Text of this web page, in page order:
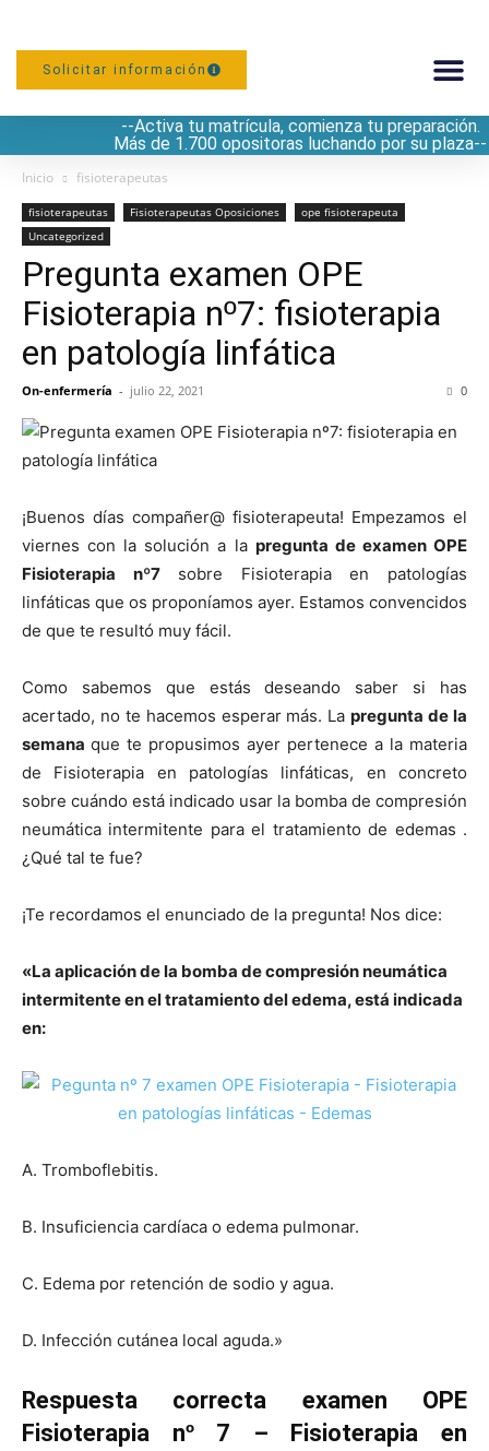
Solicitar información
--Activa tu matrícula, comienza tu preparación.
Más de 1.700 opositoras luchando por su plaza--
Inicio fisioterapeutas
fisioterapeutas Fisioterapeutas Oposiciones
ope fisioterapeuta
Uncategorized
Pregunta examen OPE
Fisioterapia nº7: fisioterapia
en patología linfática
On-enfermería - julio 22, 2021 0
¡Buenos días compañer@ fisioterapeuta! Empezamos el
viernes con la solución a la pregunta de examen OPE
Fisioterapia nº7sobre Fisioterapia en patologías
linfáticas que os proponíamos ayer. Estamos convencidos
de que te resultó muy fácil.
Como sabemos que estás deseando saber si has
acertado, no te hacemos esperar más. Lapregunta de la
semana que te propusimos ayer pertenece a la materia
de Fisioterapia en patologías linfáticas, en concreto
sobre cuándo está indicado usar la bomba de compresión
neumática intermitente para el tratamiento de edemas .
¿Qué tal te fue?
¡Te recordamos el enunciado de la pregunta! Nos dice:
«La aplicación de la bomba de compresión neumática
intermitente en el tratamiento del edema, está indicada
en:
A. Tromboflebitis.
B. Insuficiencia cardíaca o edema pulmonar.
C. Edema por retención de sodio y agua.
D. Infección cutánea local aguda.»
Respuesta correcta examen OPE
Fisioterapia nº 7 – Fisioterapia en